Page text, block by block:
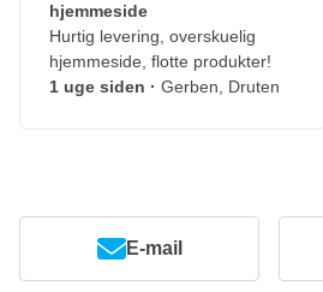
hjemmeside
Hurtig levering, overskuelig
hjemmeside, flotte produkter!
1 uge siden · Gerben, Druten
E-mail